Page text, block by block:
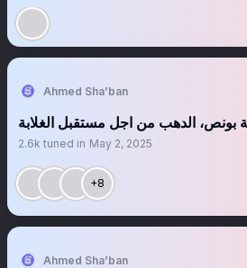
Ahmed Sha’ban
بونص، الدهب من اجل مستقبل الغلابة
2.6k tuned in May 2, 2025
+8
Ahmed Sha’ban